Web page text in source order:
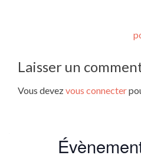
Laisser un
Vous devezvous connecter